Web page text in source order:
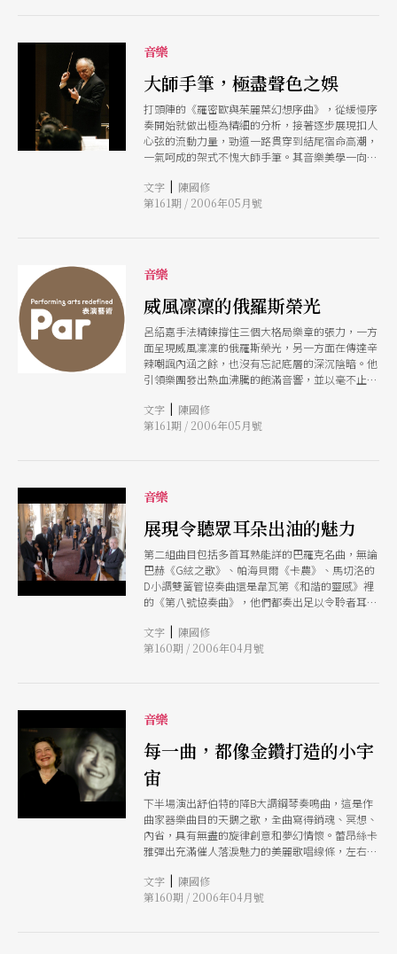
音樂
大師手筆，極盡聲色之娛
打頭陣的《羅密歐與茱麗葉幻想序曲》，從緩慢序
奏開始就做出極為精細的分析，接著逐步展現扣人
心弦的流動力量，勁道一路貫穿到結尾宿命高潮，
一氣呵成的架式不愧大師手筆。其音樂美學一向以
的表情則非詮釋重點。
文字 | 陳國修
第161期 / 2006年05月號
音樂
威風凜凜的俄羅斯榮光
呂紹嘉手法精鍊撐住三個大格局樂章的張力，一方
面呈現威風凜凜的俄羅斯榮光，另一方面在傳達辛
辣嘲諷內涵之餘，也沒有忘記底層的深沉陰暗。他
引領樂團發出熱血沸騰的飽滿音響，並以毫不止息
震驚全場。
文字 | 陳國修
第161期 / 2006年05月號
音樂
展現令聽眾耳朵出油的魅力
第二組曲目包括多首耳熟能詳的巴羅克名曲，無論
巴赫《G絃之歌》、帕海貝爾《卡農》、馬切洛的
D小調雙簧管協奏曲還是韋瓦第《和諧的靈感》裡
的《第八號協奏曲》，他們都奏出足以令聆者耳朵
文字 | 陳國修
第160期 / 2006年04月號
音樂
每一曲，都像金鑽打造的小宇
宙
下半場演出舒伯特的降B大調鋼琴奏鳴曲，這是作
曲家器樂曲目的天鵝之歌，全曲寫得銷魂、冥想、
內省，具有無盡的旋律創意和夢幻情懷。蕾昂絲卡
雅彈出充滿催人落淚魅力的美麗歌唱線條，左右手
大，精神內涵深不可測，一路迂迴所醞釀對人生的
無限渴慕與依戀，使結尾的白熱化解決，情感力道
文字 | 陳國修
第160期 / 2006年04月號